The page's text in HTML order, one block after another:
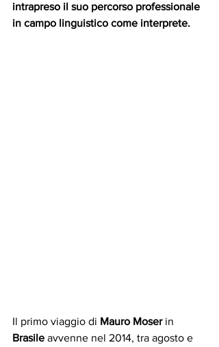
intrapreso il suo percorso professionale
in campo linguistico come interprete.
Il primo viaggio di Mauro Moser in
Brasile avvenne nel 2014, tra agosto e